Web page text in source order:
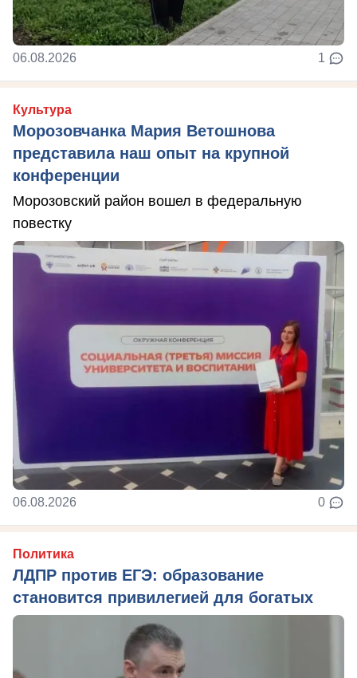
06.08.2026 1
Культура
Морозовчанка Мария Ветошнова
представила наш опыт на крупной
конференции
Морозовский район вошел в федеральную
повестку
06.08.2026 0
Политика
ЛДПР против ЕГЭ: образование
становится привилегией для богатых